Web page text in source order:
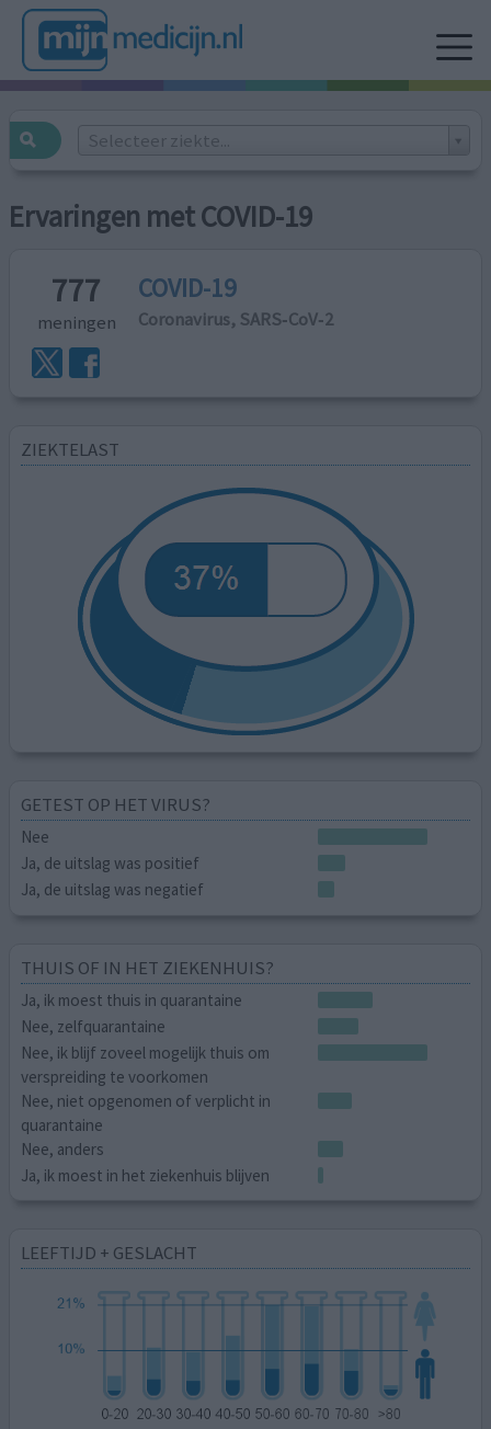
Selecteer ziekte...
Ervaringen met COVID-19
777
meningen
COVID-19
Coronavirus, SARS‑CoV‑2
ZIEKTELAST
GETEST OP HET VIRUS?
Nee
Ja, de uitslag was positief
Ja, de uitslag was negatief
THUIS OF IN HET ZIEKENHUIS?
Ja, ik moest thuis in quarantaine
Nee, zelfquarantaine
Nee, ik blijf zoveel mogelijk thuis om
verspreiding te voorkomen
Nee, niet opgenomen of verplicht in
quarantaine
Nee, anders
Ja, ik moest in het ziekenhuis blijven
LEEFTIJD + GESLACHT